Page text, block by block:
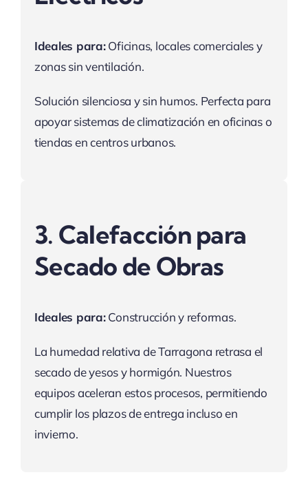
Ideales para:Oficinas, locales comerciales y
zonas sin ventilación.
Solución silenciosa y sin humos. Perfecta para
apoyar sistemas de climatización en oficinas o
tiendas en centros urbanos.
3. Calefacción para
Secado de Obras
Ideales para:Construcción y reformas.
La humedad relativa de Tarragona retrasa el
secado de yesos y hormigón. Nuestros
equipos aceleran estos procesos, permitiendo
cumplir los plazos de entrega incluso en
invierno.